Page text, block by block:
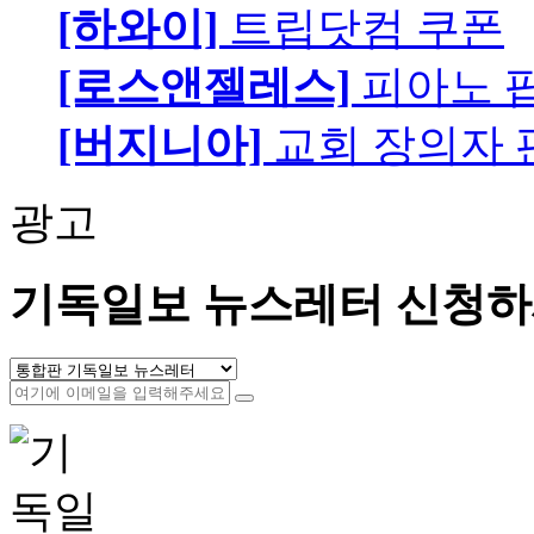
[하와이] 트립닷컴 쿠폰
[로스앤젤레스] 피아노
[버지니아] 교회 장의자
광고
기독일보 뉴스레터 신청